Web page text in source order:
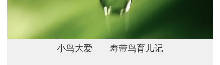
小鸟大爱——寿带鸟育儿记